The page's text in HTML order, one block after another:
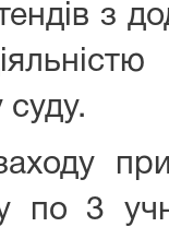
з
суду.
по 3